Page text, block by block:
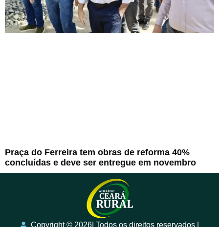
Praça do Ferreira tem obras de reforma 40%
concluídas e deve ser entregue em novembro
Copyright ©️ 2026| Todos os direitos reservados |